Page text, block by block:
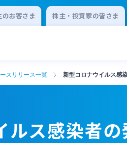
お客さま 株主・投資家の皆さま
スリリース一覧 新型コロナウイルス感
ルス感染者の